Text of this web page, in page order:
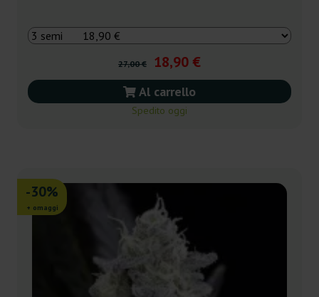
27,00 € 18,90 €
Al carrello
Spedito oggi
-30%
+ omaggi